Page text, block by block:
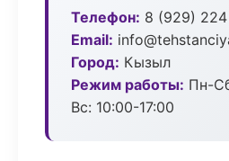
Телефон: 8 (929)
Email:
Город: Кызыл
Режим работы: Пн-
Вс: 10:00-17:00